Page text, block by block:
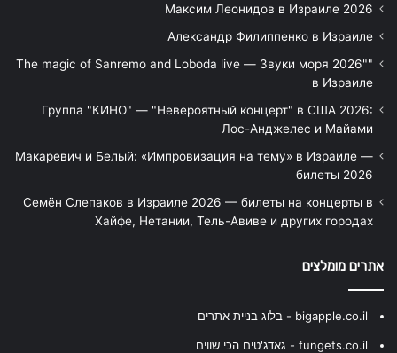
Максим Леонидов в Израиле 2026
Александр Филиппенко в Израиле
"The magic of Sanremo and Loboda live — Звуки моря 2026"
в Израиле
Группа "КИНО" — "Невероятный концерт" в США 2026:
Лос-Анджелес и Майами
Макаревич и Белый: «Импровизация на тему» в Израиле —
билеты 2026
Семён Слепаков в Израиле 2026 — билеты на концерты в
Хайфе, Нетании, Тель-Авиве и других городах
אתרים מומלצים
bigapple.co.il - בלוג בניית אתרים
fungets.co.il - גאדג'טים הכי שווים